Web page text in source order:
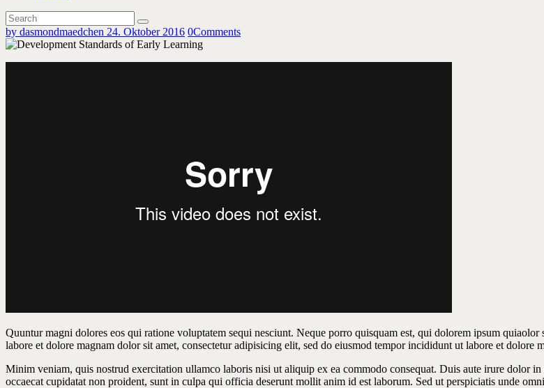
by dasmondmaedchen 24. Oktober 2016 0Comments
Quuntur magni dolores eos qui ratione voluptatem sequi nesciunt. Neque porro quisquam est, qui dolorem ipsum
labore et dolore magnam dolor sit amet, consectetur adipisicing elit, sed do eiusmod tempor incididunt ut labore et dolore
Minim veniam, quis nostrud exercitation ullamco laboris nisi ut aliquip ex ea commodo consequat. Duis aute irure dolor
occaecat cupidatat non proident, sunt in culpa qui officia deserunt mollit anim id est laborum. Sed ut perspiciatis unde